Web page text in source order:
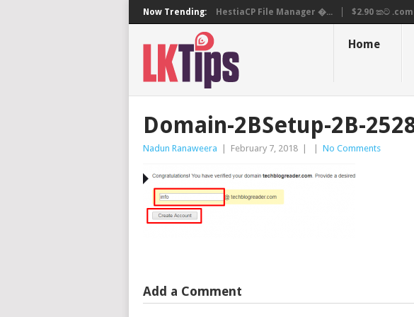
Now Trending: HestiaCP File Manager �... $2.90 කට
Home
Domain-2BSetup-2B-
Nadun Ranaweera February 7, 2018 No Comments
Add a Comment